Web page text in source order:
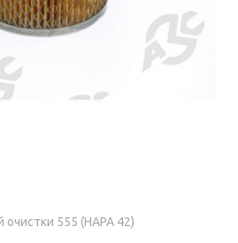
555 (НАРА 42)